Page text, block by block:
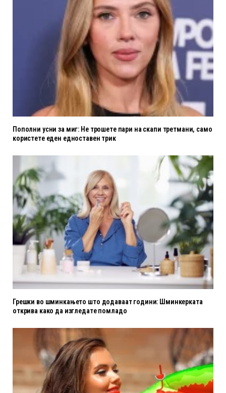
Пополни усни за миг: Не трошете пари на скапи третмани, само
користете еден едноставен трик
Грешки во шминкањето што додаваат години: Шминкерката
открива како да изгледате помладо